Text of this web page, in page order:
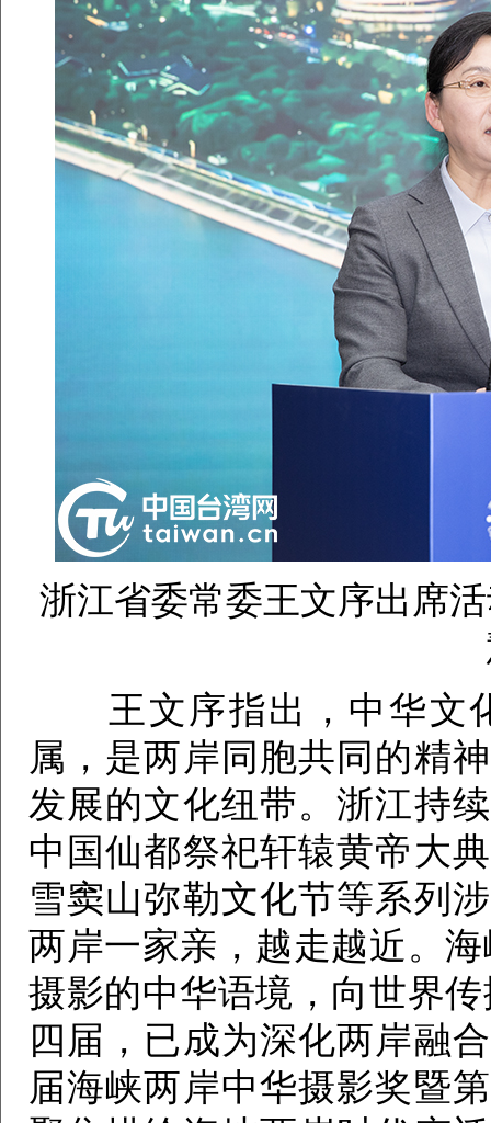
浙江省委常委王文序出席
王文序指出，中华文化
属，是两岸同胞共同的精
发展的文化纽带。浙江持
中国仙都祭祀轩辕黄帝大
雪窦山弥勒文化节等系列
两岸一家亲，越走越近。
摄影的中华语境，向世界
四届，已成为深化两岸融
届海峡两岸中华摄影奖暨